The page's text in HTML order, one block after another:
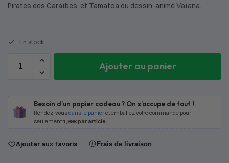
Pirates des Caraïbes, et Tamatoa du dessin-animé Vaïana.
En stock
Ajouter au panier
Besoin d'un papier cadeau ? On s’occupe de tout !
Rendez-vousdans le panieret emballez votre commande pour
seulement 1,99€ par article.
Ajouter aux favoris Frais de livraison